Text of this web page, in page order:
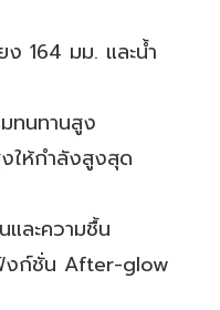
164 มม. และน้ำ
ทนทานสูง
ให้กำลังสูงสุด
ละความชื้น
งก์ชั่น After-glow